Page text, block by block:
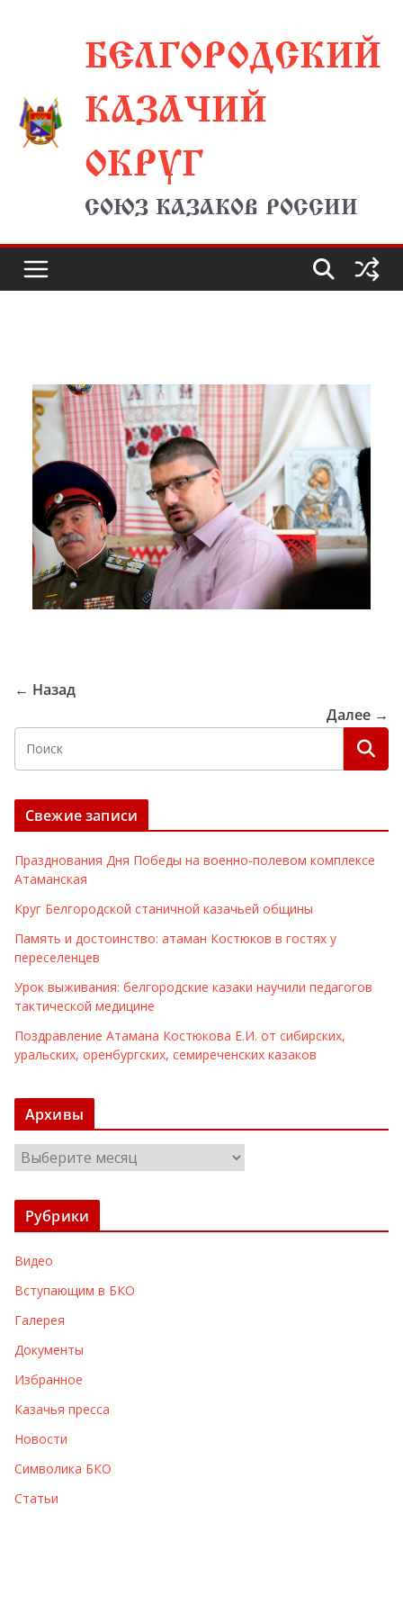
содержимомуБЕЛГОРОДСКИЙ
КАЗАЧИЙ
ОКРУГ
СОЮЗ КАЗАКОВ РОССИИ
← Назад
Далее →
Свежие записи
Празднования Дня Победы на военно-полевом комплексе
Атаманская
Круг Белгородской станичной казачьей общины
Память и достоинство: атаман Костюков в гостях у
переселенцев
Урок выживания: белгородские казаки научили педагогов
тактической медицине
Поздравление Атамана Костюкова Е.И. от сибирских,
уральских, оренбургских, семиреченских казаков
Архивы
х
ы
Рубрики
Видео
Вступающим в БКО
Галерея
Документы
Избранное
Казачья пресса
Новости
Символика БКО
Статьи